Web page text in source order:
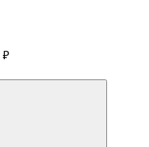
₽